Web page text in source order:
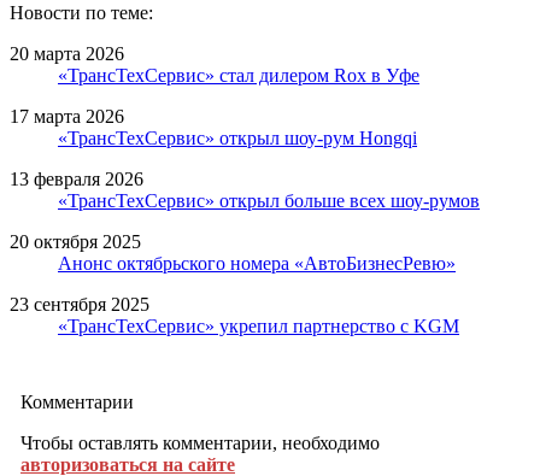
Новости по теме:
20 марта 2026
«ТрансТехСервис» стал дилером Rox в Уфе
17 марта 2026
«ТрансТехСервис» открыл шоу-рум Hongqi
13 февраля 2026
«ТрансТехСервис» открыл больше всех шоу-румов
20 октября 2025
Анонс октябрьского номера «АвтоБизнесРевю»
23 сентября 2025
«ТрансТехСервис» укрепил партнерство с KGM
Комментарии
Чтобы оставлять комментарии, необходимо
авторизоваться на сайте